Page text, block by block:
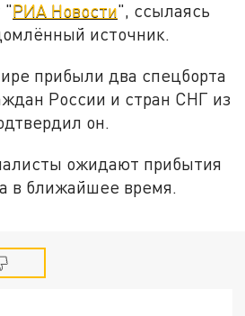
"РИА Новости", ссылаясь
источник.
прибыли два спецборта
России и стран СНГ из
он.
ожидают прибытия
в ближайшее время.